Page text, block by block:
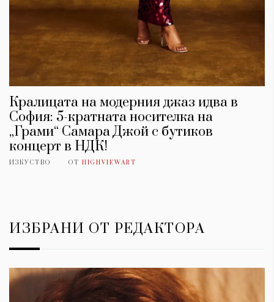
Кралицата на модерния джаз идва в
София: 5-кратната носителка на
„Грами“ Самара Джой с бутиков
концерт в НДК!
ИЗКУСТВО ОТ HIGHVIEWART
ИЗБРАНИ ОТ РЕДАКТОРА